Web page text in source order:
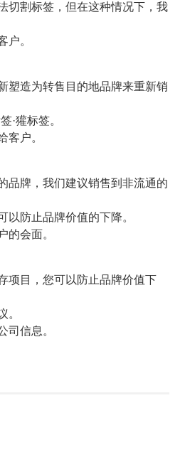
切割标签，但在这种情况下，我
户。
塑造为转售目的地品牌来重新销
·獾标签。
客户。
品牌，我们建议销售到非流通的
以防止品牌价值的下降。
的会面。
项目，您可以防止品牌价值下
。
司信息。